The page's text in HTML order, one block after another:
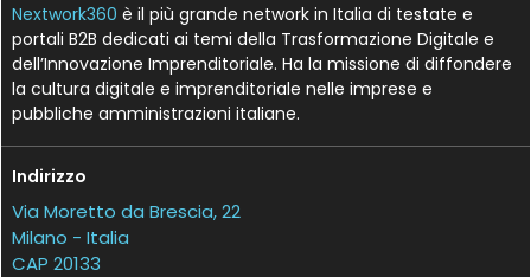
Nextwork360 è il più grande network in Italia di testate e
portali B2B dedicati ai temi della Trasformazione Digitale e
dell’Innovazione Imprenditoriale. Ha la missione di diffondere
la cultura digitale e imprenditoriale nelle imprese e
pubbliche amministrazioni italiane.
Indirizzo
Via Moretto da Brescia, 22
Milano - Italia
CAP 20133